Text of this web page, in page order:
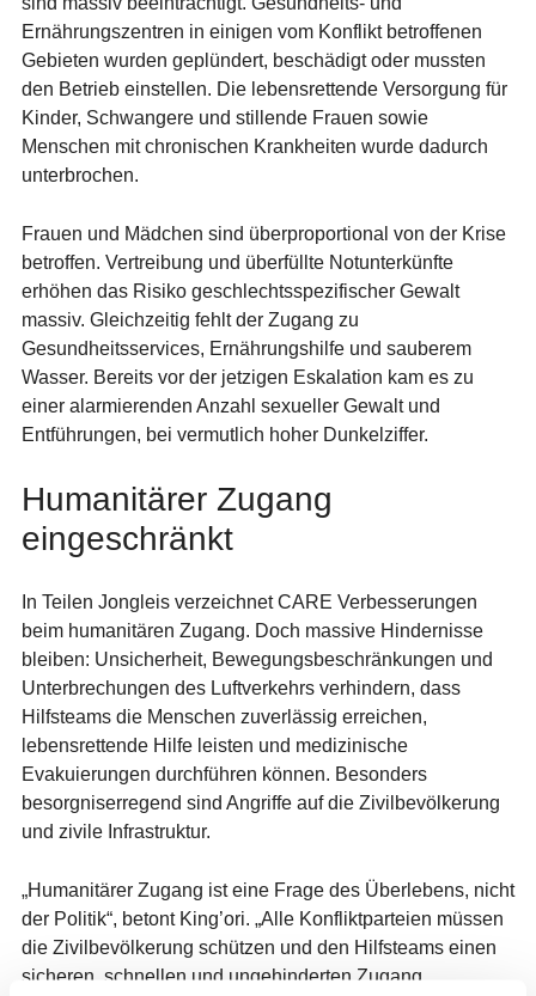
Ernährungszentren in einigen vom Konflikt betroffenen
Gebieten wurden geplündert, beschädigt oder mussten
den Betrieb einstellen. Die lebensrettende Versorgung für
Kinder, Schwangere und stillende Frauen sowie
Menschen mit chronischen Krankheiten wurde dadurch
unterbrochen.
Frauen und Mädchen sind überproportional von der Krise
betroffen. Vertreibung und überfüllte Notunterkünfte
erhöhen das Risiko geschlechtsspezifischer Gewalt
massiv. Gleichzeitig fehlt der Zugang zu
Gesundheitsservices, Ernährungshilfe und sauberem
Wasser. Bereits vor der jetzigen Eskalation kam es zu
einer alarmierenden Anzahl sexueller Gewalt und
Entführungen, bei vermutlich hoher Dunkelziffer.
Humanitärer Zugang
eingeschränkt
In Teilen Jongleis verzeichnet CARE Verbesserungen
beim humanitären Zugang. Doch massive Hindernisse
bleiben: Unsicherheit, Bewegungsbeschränkungen und
Unterbrechungen des Luftverkehrs verhindern, dass
Hilfsteams die Menschen zuverlässig erreichen,
lebensrettende Hilfe leisten und medizinische
Evakuierungen durchführen können. Besonders
besorgniserregend sind Angriffe auf die Zivilbevölkerung
und zivile Infrastruktur.
„Humanitärer Zugang ist eine Frage des Überlebens, nicht
der Politik“, betont King’ori. „Alle Konfliktparteien müssen
die Zivilbevölkerung schützen und den Hilfsteams einen
sicheren, schnellen und ungehinderten Zugang